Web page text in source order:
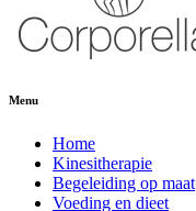
Menu
Home
Kinesitherapie
Begeleiding op maat
Voeding en dieet